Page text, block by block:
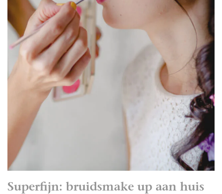
Superfijn: bruidsmake up aan huis